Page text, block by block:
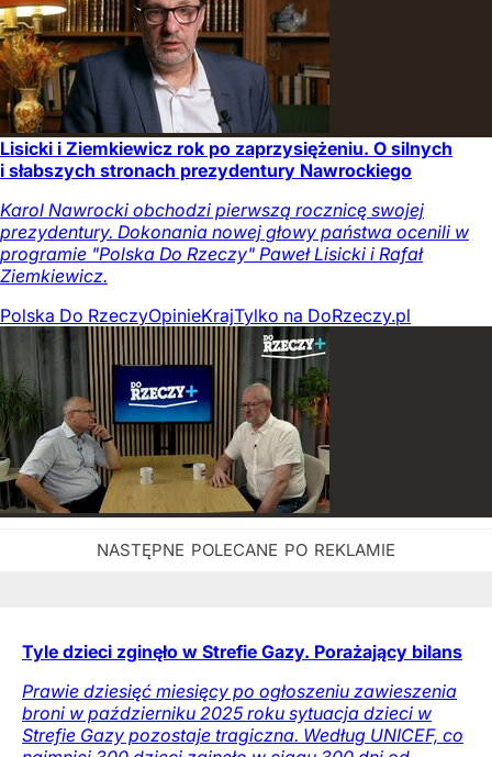
Lisicki i Ziemkiewicz rok po zaprzysiężeniu. O silnych
i słabszych stronach prezydentury Nawrockiego
Karol Nawrocki obchodzi pierwszą rocznicę swojej
prezydentury. Dokonania nowej głowy państwa ocenili w
programie "Polska Do Rzeczy" Paweł Lisicki i Rafał
Ziemkiewicz.
Polska Do RzeczyOpinieKrajTylko na DoRzeczy.pl
Tyle dzieci zginęło w Strefie Gazy. Porażający bilans
Prawie dziesięć miesięcy po ogłoszeniu zawieszenia
broni w październiku 2025 roku sytuacja dzieci w
Strefie Gazy pozostaje tragiczna. Według UNICEF, co